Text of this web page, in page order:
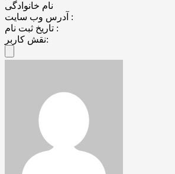
نام خانوادگی
آدرس وب سایت :
تاریخ ثبت نام :
نقش کاربر: